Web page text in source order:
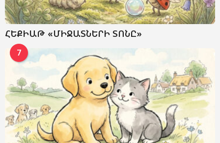
ՀԵՔԻԱԹ «ՄԻՋԱՏՆԵՐԻ ՏՈՆԸ»
7